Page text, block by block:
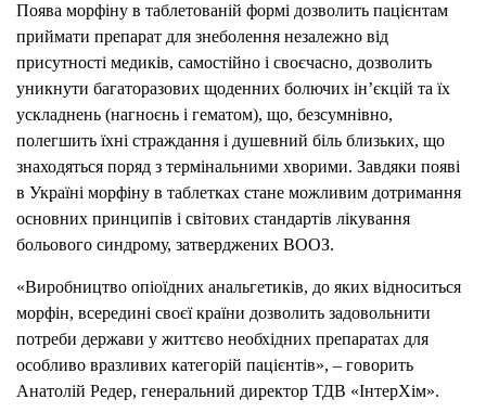
Поява морфіну в таблетованій формі дозволить пацієнтам
приймати препарат для знеболення незалежно від
присутності медиків, самостійно і своєчасно, дозволить
уникнути багаторазових щоденних болючих ін’єкцій та їх
ускладнень (нагноєнь і гематом), що, безсумнівно,
полегшить їхні страждання і душевний біль близьких, що
знаходяться поряд з термінальними хворими. Завдяки появі
в Україні морфіну в таблетках стане можливим дотримання
основних принципів і світових стандартів лікування
больового синдрому, затверджених ВООЗ.
«Виробництво опіоїдних анальгетиків, до яких відноситься
морфін, всередині своєї країни дозволить задовольнити
потреби держави у життєво необхідних препаратах для
особливо вразливих категорій пацієнтів», – говорить
Анатолій Редер, генеральний директор ТДВ «ІнтерХім».